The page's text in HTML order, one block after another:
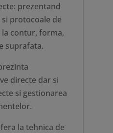
prezentand
protocoale de
contur, forma,
suprafata.
directe dar si
si gestionarea
la tehnica de